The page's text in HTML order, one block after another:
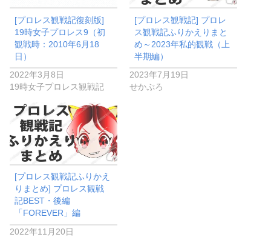
[プロレス観戦記復刻版]
19時女子プロレス9（初
観戦時：2010年6月18
日）
2022年3月8日
19時女子プロレス観戦記
[プロレス観戦記] プロレ
ス観戦記ふりかえりまと
め～2023年私的観戦（上
半期編）
2023年7月19日
せかぷろ
[プロレス観戦記ふりかえ
りまとめ] プロレス観戦
記BEST・後編
「FOREVER」編
2022年11月20日